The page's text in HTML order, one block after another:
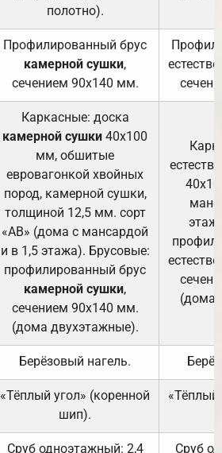
полотно).
Профилированный брус
камерной сушки,
сечением 90х140 мм.
Каркасные: доска
камерной сушки 40х100
мм, обшитые
евровагонкой хвойных
пород, камерной сушки,
толщиной 12,5 мм. сорт
«АВ» (дома с мансардой
и в 1,5 этажа). Брусовые:
профилированный брус
камерной сушки,
сечением 90х140 мм.
(дома двухэтажные).
(дома
Берёзовый нагель.
«Тёплый угол» (коренной
шип).
«Тёплый
Сруб одноэтажный: 2,4
Сруб